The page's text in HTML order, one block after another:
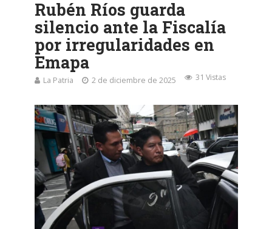
Rubén Ríos guarda
silencio ante la Fiscalía
por irregularidades en
Emapa
La Patria 2 de diciembre de 2025 31 Vistas